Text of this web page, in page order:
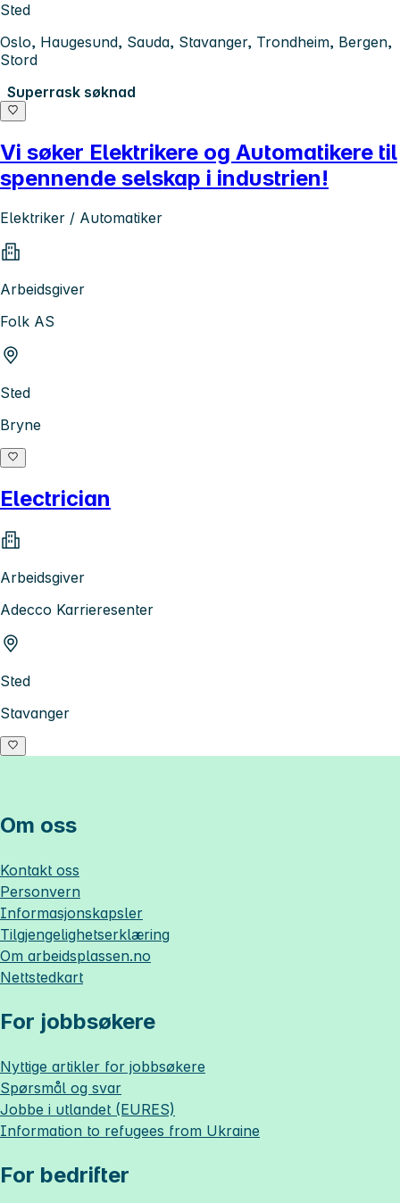
Sted
Oslo, Haugesund, Sauda, Stavanger, Trondheim, Bergen,
Stord
Superrask søknad
Vi søker Elektrikere og Automatikere til
spennende selskap i industrien!
Elektriker / Automatiker
Arbeidsgiver
Folk AS
Sted
Bryne
Electrician
Arbeidsgiver
Adecco Karrieresenter
Sted
Stavanger
Om oss
Kontakt oss
Personvern
Informasjonskapsler
Tilgjengelighetserklæring
Om arbeidsplassen.no
Nettstedkart
For jobbsøkere
Nyttige artikler for jobbsøkere
Spørsmål og svar
Jobbe i utlandet (EURES)
Information to refugees from Ukraine
For bedrifter